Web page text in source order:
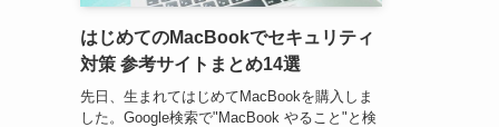
はじめてのMacBookでセキュリティ
対策 参考サイトまとめ14選
先日、生まれてはじめてMacBookを購入しま
した。Google検索で"MacBook やること"と検